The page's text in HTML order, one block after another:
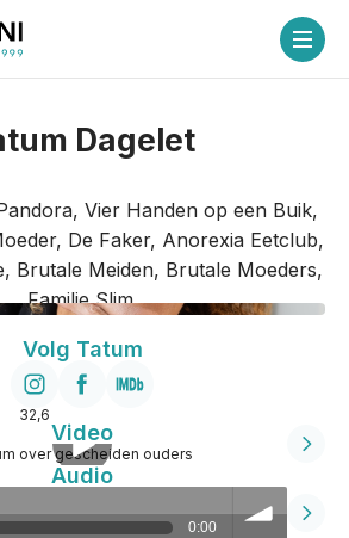
Dagelet
Vier Handen op een Buik,
De Faker, Anorexia Eetclub,
Brutale Meiden, Brutale Moeders,
Familie Slim.
Volg Tatum
32,6
Video
over gescheiden ouders
Audio
0:00